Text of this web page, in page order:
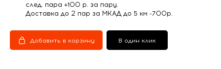
след. пара +100 р. за пару.
Доставка до 2 пар за МКАД до 5 км -700р.
Добавить в корзину В один клик